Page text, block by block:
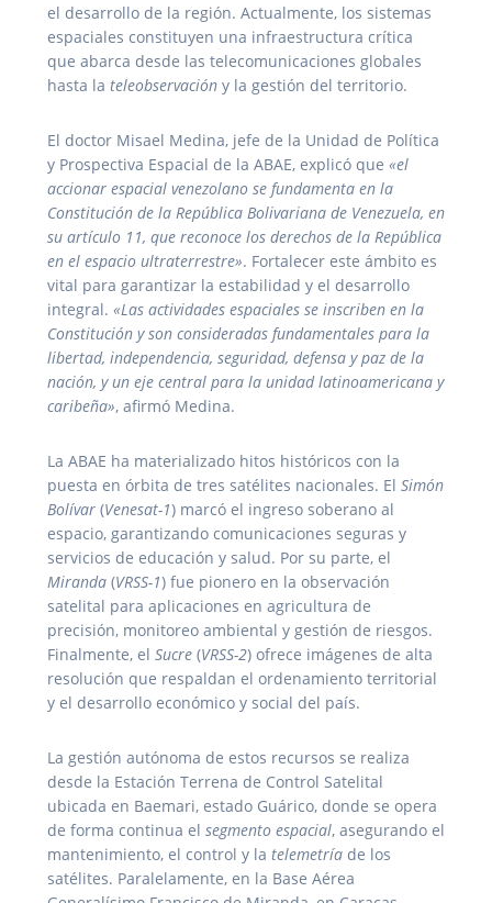
el desarrollo de la región. Actualmente, los sistemas
espaciales constituyen una infraestructura crítica
que abarca desde las telecomunicaciones globales
hasta la teleobservación y la gestión del territorio.
El doctor Misael Medina, jefe de la Unidad de Política
y Prospectiva Espacial de la ABAE, explicó que «el
accionar espacial venezolano se fundamenta en la
Constitución de la República Bolivariana de Venezuela, en
su artículo 11, que reconoce los derechos de la República
en el espacio ultraterrestre». Fortalecer este ámbito es
vital para garantizar la estabilidad y el desarrollo
integral. «Las actividades espaciales se inscriben en la
Constitución y son consideradas fundamentales para la
libertad, independencia, seguridad, defensa y paz de la
nación, y un eje central para la unidad latinoamericana y
caribeña», afirmó Medina.
La ABAE ha materializado hitos históricos con la
puesta en órbita de tres satélites nacionales. El Simón
Bolívar (Venesat-1) marcó el ingreso soberano al
espacio, garantizando comunicaciones seguras y
servicios de educación y salud. Por su parte, el
Miranda (VRSS-1) fue pionero en la observación
satelital para aplicaciones en agricultura de
precisión, monitoreo ambiental y gestión de riesgos.
Finalmente, el Sucre (VRSS-2) ofrece imágenes de alta
resolución que respaldan el ordenamiento territorial
y el desarrollo económico y social del país.
La gestión autónoma de estos recursos se realiza
desde la Estación Terrena de Control Satelital
ubicada en Baemari, estado Guárico, donde se opera
de forma continua el segmento espacial, asegurando el
mantenimiento, el control y la telemetría de los
satélites. Paralelamente, en la Base Aérea